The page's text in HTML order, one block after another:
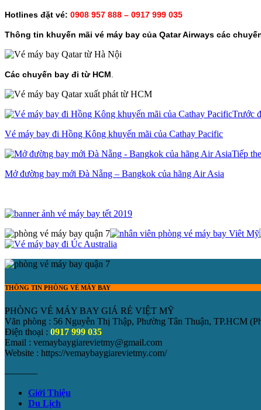
Hotlines đặt vé: 0908 957 888 – 0917 999 035
Thông tin khuyến mãi vé máy bay của Qatar Airways các
Các chuyến bay đi từ HCM
Trước
Vé máy bay đi Hồng Kông khuyến mãi của Cathay Pacific
Tiếp
Mở đường bay mới Đà Nẵng – Bangkok của hãng Air Asia
THÔNG TIN PHÒNG VÉ MÁY BAY
PHÒNG VÉ MÁY BAY GIÁ RẺ VIỆT MỸ
Văn phòng : 56 Nguyễn Thị Thập, Phường Tân Thuận, TP.HCM
Điện thoại : 0917 999 035
Email : vemaybaygiarevietmy@gmail.com
Website : https://vemaybaygiarevietmy.com/
———–
Giới Thiệu
Du Lịch